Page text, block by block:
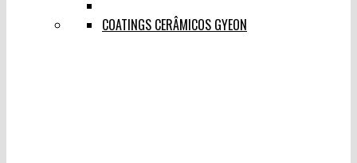
COATINGS CERÂMICOS GYEON